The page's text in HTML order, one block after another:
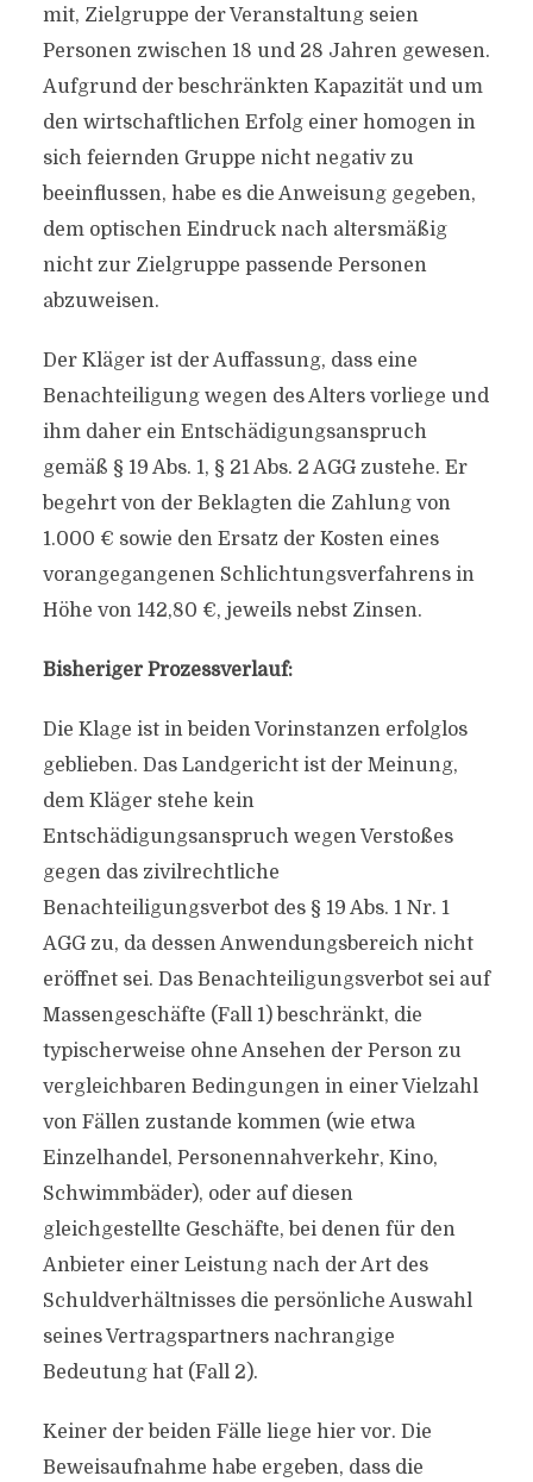
mit, Zielgruppe der Veranstaltung seien
Personen zwischen 18 und 28 Jahren gewesen.
Aufgrund der beschränkten Kapazität und um
den wirtschaftlichen Erfolg einer homogen in
sich feiernden Gruppe nicht negativ zu
beeinflussen, habe es die Anweisung gegeben,
dem optischen Eindruck nach altersmäßig
nicht zur Zielgruppe passende Personen
abzuweisen.
Der Kläger ist der Auffassung, dass eine
Benachteiligung wegen des Alters vorliege und
ihm daher ein Entschädigungsanspruch
gemäß § 19 Abs. 1, § 21 Abs. 2 AGG zustehe. Er
begehrt von der Beklagten die Zahlung von
1.000 € sowie den Ersatz der Kosten eines
vorangegangenen Schlichtungsverfahrens in
Höhe von 142,80 €, jeweils nebst Zinsen.
Bisheriger Prozessverlauf:
Die Klage ist in beiden Vorinstanzen erfolglos
geblieben. Das Landgericht ist der Meinung,
dem Kläger stehe kein
Entschädigungsanspruch wegen Verstoßes
gegen das zivilrechtliche
Benachteiligungsverbot des § 19 Abs. 1 Nr. 1
AGG zu, da dessen Anwendungsbereich nicht
eröffnet sei. Das Benachteiligungsverbot sei auf
Massengeschäfte (Fall 1) beschränkt, die
typischerweise ohne Ansehen der Person zu
vergleichbaren Bedingungen in einer Vielzahl
von Fällen zustande kommen (wie etwa
Einzelhandel, Personennahverkehr, Kino,
Schwimmbäder), oder auf diesen
gleichgestellte Geschäfte, bei denen für den
Anbieter einer Leistung nach der Art des
Schuldverhältnisses die persönliche Auswahl
seines Vertragspartners nachrangige
Bedeutung hat (Fall 2).
Keiner der beiden Fälle liege hier vor. Die
Beweisaufnahme habe ergeben, dass die